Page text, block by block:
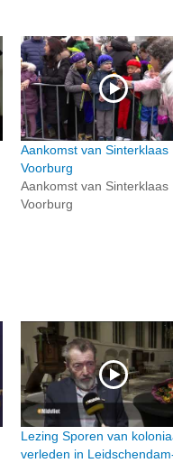
Aankomst van Sinterklaas
Voorburg
Aankomst van Sinterklaas
Voorburg
Lezing Sporen van
verleden in